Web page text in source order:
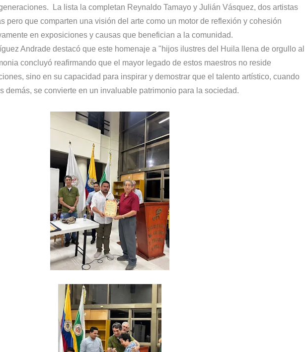
La lista la completan Reynaldo Tamayo y Julián Vásquez, dos artistas
pero que comparten una visión del arte como un motor de reflexión y cohesión
en exposiciones y causas que benefician a la comunidad.
Andrade destacó que este homenaje a "hijos ilustres del Huila llena de orgullo al
concluyó reafirmando que el mayor legado de estos maestros no reside
sino en su capacidad para inspirar y demostrar que el talento artístico, cuando
demás, se convierte en un invaluable patrimonio para la sociedad.